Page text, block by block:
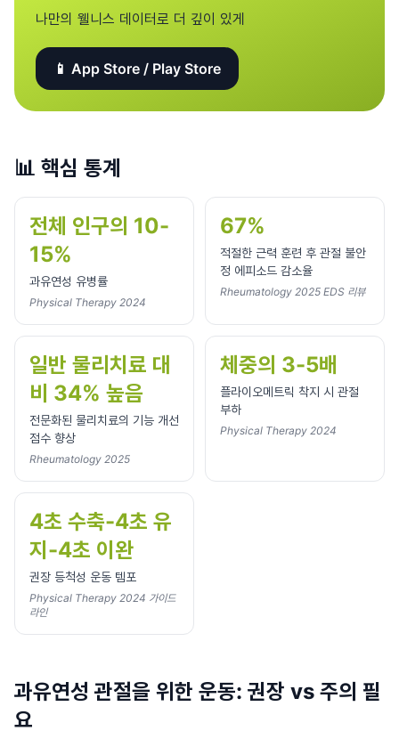
나만의 웰니스 데이터로 더 깊이 있게
📱 App Store / Play Store
📊 핵심 통계
전체 인구의 10-
15%
과유연성 유병률
Physical Therapy 2024
67%
적절한 근력 훈련 후 관절 불안
정 에피소드 감소율
Rheumatology 2025 EDS 리뷰
일반 물리치료 대
비 34% 높음
전문화된 물리치료의 기능 개선
점수 향상
Rheumatology 2025
체중의 3-5배
플라이오메트릭 착지 시 관절
부하
Physical Therapy 2024
4초 수축-4초 유
지-4초 이완
권장 등척성 운동 템포
Physical Therapy 2024 가이드
라인
과유연성 관절을 위한 운동: 권장 vs 주의 필
요